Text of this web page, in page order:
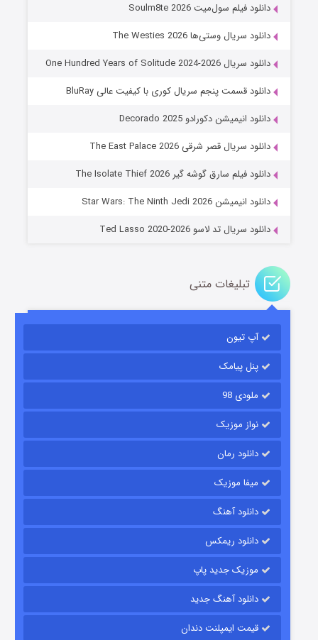
خاندان اژدها فصل ۳
قسمت۶ (زیرنویس) منتشر شد
باب اسفنجی فصل ۱۷
قسمت
دانلود فیلم سول‌میت Soulm8te 2026
دانلود سریال وستی‌ها The Westies 2026
دانلود سریال One Hundred Years of Solitude 2024-2026
دانلود قسمت پنجم سریال کوری با کیفیت عالی BluRay
دانلود انیمیشن دکورادو Decorado 2025
دانلود سریال قصر شرقی The East Palace 2026
دانلود فیلم سارق گوشه گیر The Isolate Thief 2026
دانلود انیمیشن Star Wars: The Ninth Jedi 2026
دانلود سریال تد لاسو Ted Lasso 2020-2026
تبلیغات متنی
آپ تیون
پنل پیامک
ملودی 98
نواز موزیک
دانلود رمان
میفا موزیک
دانلود آهنگ
دانلود ریمکس
موزیک جدید پاپ
دانلود آهنگ جدید
قیمت ایمپلنت دندان